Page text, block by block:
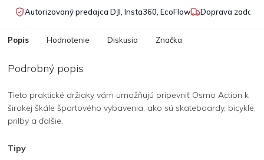
Autorizovaný predajca DJI, Insta360, EcoFlow Doprava
Popis Hodnotenie Diskusia Značka
Podrobný popis
Tieto praktické držiaky vám umožňujú pripevniť Osmo Action k
širokej škále športového vybavenia, ako sú skateboardy, bicykle,
prilby a ďalšie.
Tipy